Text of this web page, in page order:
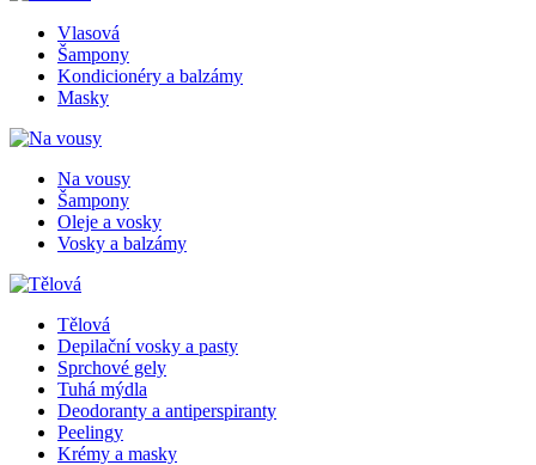
Vlasová
Šampony
Kondicionéry a balzámy
Masky
Na vousy
Šampony
Oleje a vosky
Vosky a balzámy
Tělová
Depilační vosky a pasty
Sprchové gely
Tuhá mýdla
Deodoranty a antiperspiranty
Peelingy
Krémy a masky